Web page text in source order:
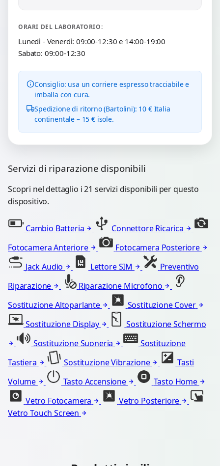
ORARI DEL LABORATORIO:
Lunedì - Venerdì: 09:00-12:30 e 14:00-19:00
Sabato: 09:00-12:30
Consiglio: usa un corriere espresso tracciabile e
imballa con cura.
Spedizione di ritorno (Bartolini): 10 € Italia
continentale – 15 € isole.
Servizi di riparazione disponibili
Scopri nel dettaglio i 21 servizi disponibili per questo
dispositivo.
Cambio Batteria
Connettore Ricarica
Fotocamera Anteriore
Fotocamera Posteriore
Jack Audio
Lettore SIM
Preventivo
Riparazione
Riparazione Microfono
Sostituzione Altoparlante
Sostituzione Cover
Sostituzione Display
Sostituzione Schermo
Sostituzione Suoneria
Sostituzione
Tastiera
Sostituzione Vibrazione
Tasti
Volume
Tasto Accensione
Tasto Home
Vetro Fotocamera
Vetro Posteriore
Vetro Touch Screen